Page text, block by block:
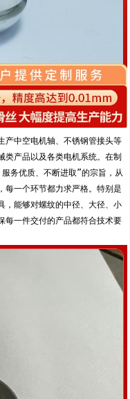
产中空电机轴、不锈钢管接头等
类产品以及各类电机系统。在制
务优质、不断进取”的宗旨，从
每一个环节都力求严格。特别是
，能够对螺纹的中径、大径、小
每一件交付的产品都符合技术要